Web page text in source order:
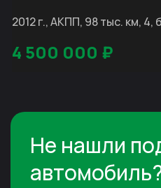
2012 г., АКПП, 98 тыс. км, 4,
4 500 000 ₽
Не нашли